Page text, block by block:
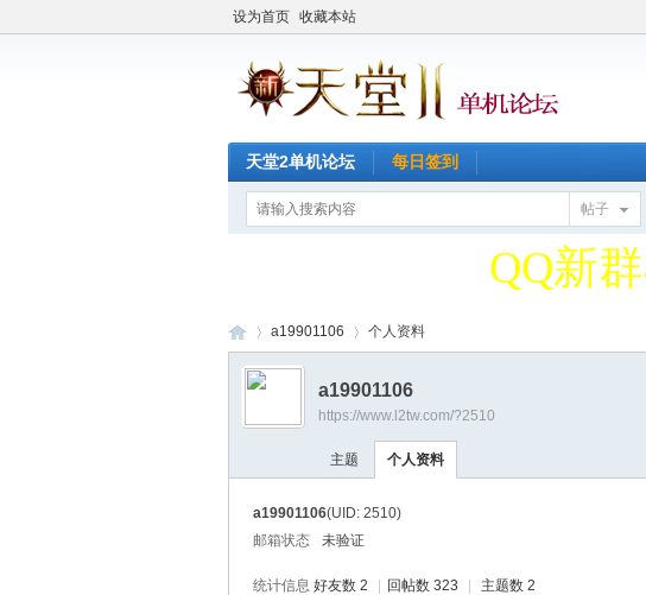
设为首页 收藏本站
天堂2单机论坛 每日签到
帖子
天堂2
QQ新
天堂2
QQ新群
›
a19901106 个人资料
a19901106
https://www.l2tw.com/?2510
主题 个人资料
a19901106(UID: 2510)
邮箱状态
未验证
统计信息 好友数 2 回帖数 323 主题数 2